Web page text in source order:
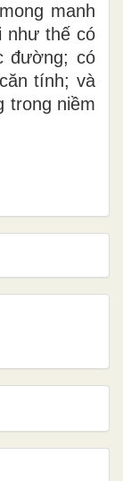
manh
như thế có
đường; có
tính; và
trong niềm